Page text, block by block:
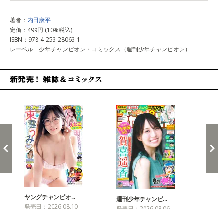
著者： 内田康平
定価：499円 (10%税込)
ISBN：978-4-253-28063-1
レーベル：少年チャンピオン・コミックス（週刊少年チャンピオン）
ヤングチャンピオ…
発売日：2026.08.10
週刊少年チャンピ…